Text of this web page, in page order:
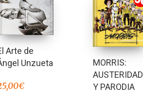
Arte de
Unzueta
€
MORRIS:
AUSTERIDAD
Y PARODIA